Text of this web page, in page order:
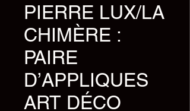
PIERRE LUX/LA
CHIMÈRE :
PAIRE
D’APPLIQUES
ART DÉCO